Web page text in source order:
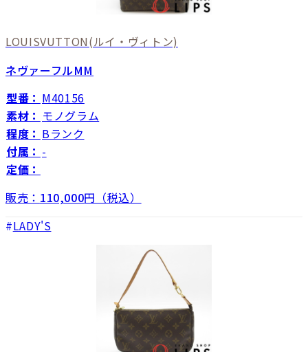
LOUISVUTTON(ルイ・ヴィトン)
ネヴァーフルMM
型番： M40156
素材： モノグラム
程度： Bランク
付属： -
定価：
販売： 110,000円（税込）
LADY'S